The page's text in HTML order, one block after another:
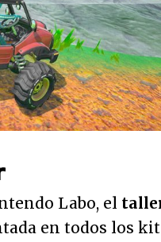
Labo, el
en todos los